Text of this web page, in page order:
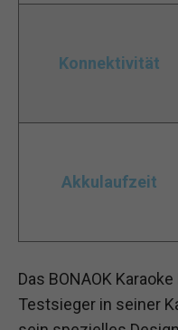
Konnektivität
Akkulaufzeit
Das BONAOK
Testsieger in seiner